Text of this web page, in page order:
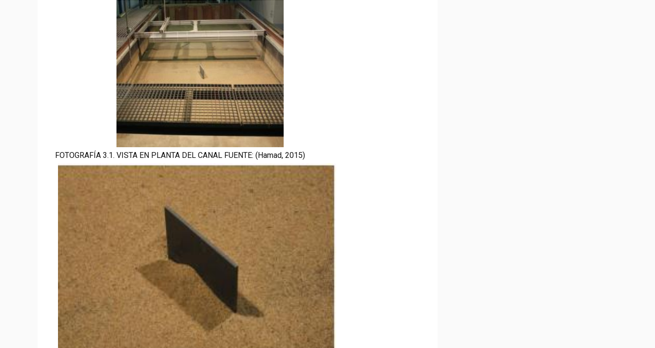
FOTOGRAFÍA 3.1. VISTA EN PLANTA DEL CANAL FUENTE: (Hamad, 2015)